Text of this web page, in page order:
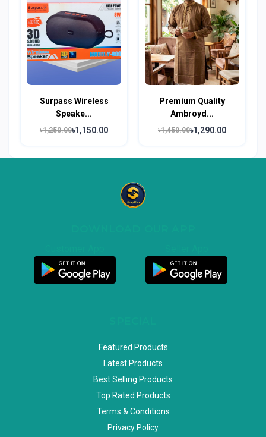
Surpass Wireless
Speake...
৳1,250.00৳1,150.00
Premium Quality
Ambroyd...
৳1,450.00৳1,290.00
Featured Products
Latest Products
Best Selling Products
Top Rated Products
Terms & Conditions
Privacy Policy